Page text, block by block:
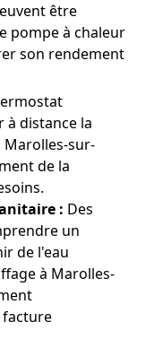
être
pompe à chaleur
son rendement
distance la
sur-
de la
: Des
un
de l'eau
à Marolles-
facture